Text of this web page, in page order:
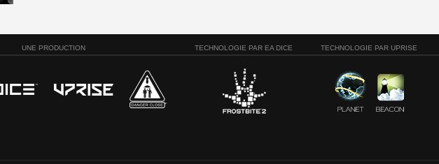
UNE PRODUCTION TECHNOLOGIE PAR EA DICE TECHNOLOGIE PAR UPRISE